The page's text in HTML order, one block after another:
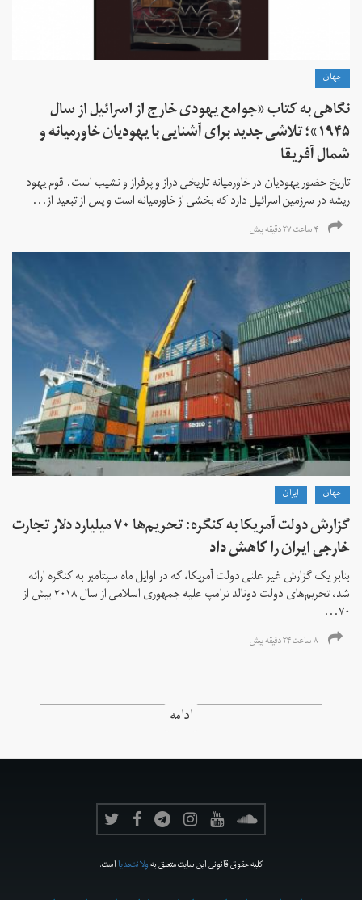
جهان
نگاهی به کتاب «جوامع یهودی خارج از اسرائیل از سال
۱۹۴۵»؛ تلاشی جدید برای آشنایی با یهودیان خاورمیانه و
شمال آفریقا
تاریخ حضور یهودیان در خاورمیانه تاریخی دراز و پرفراز و نشیب است. قوم یهود
ریشه در سرزمین اسرائیل دارد که بخشی از خاورمیانه است و پس از تبعید از...
۴ ساعت ۲۷ دقیقه پیش
جهان ايران
گزارش دولت آمریکا به کنگره: تحریم‌ها ۷۰ میلیارد دلار تجارت
خارجی ایران را کاهش داد
بنابر یک گزارش غیر علنی دولت آمریکا، که در اوایل ماه سپتامبر به کنگره ارائه
شد، تحریم‌های دولت دونالد ترامپ علیه جمهوری اسلامی از سال ۲۰۱۸ بیش از
۷۰...
۸ ساعت ۲۴ دقیقه پیش
ادامه
کلیه حقوق قانونی این سایت متعلق بهولانت‌مدیااست.